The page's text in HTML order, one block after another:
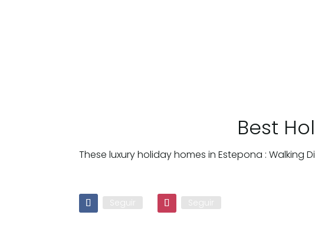
Best
These luxury holiday homes in Estepona :
Seguir Seguir